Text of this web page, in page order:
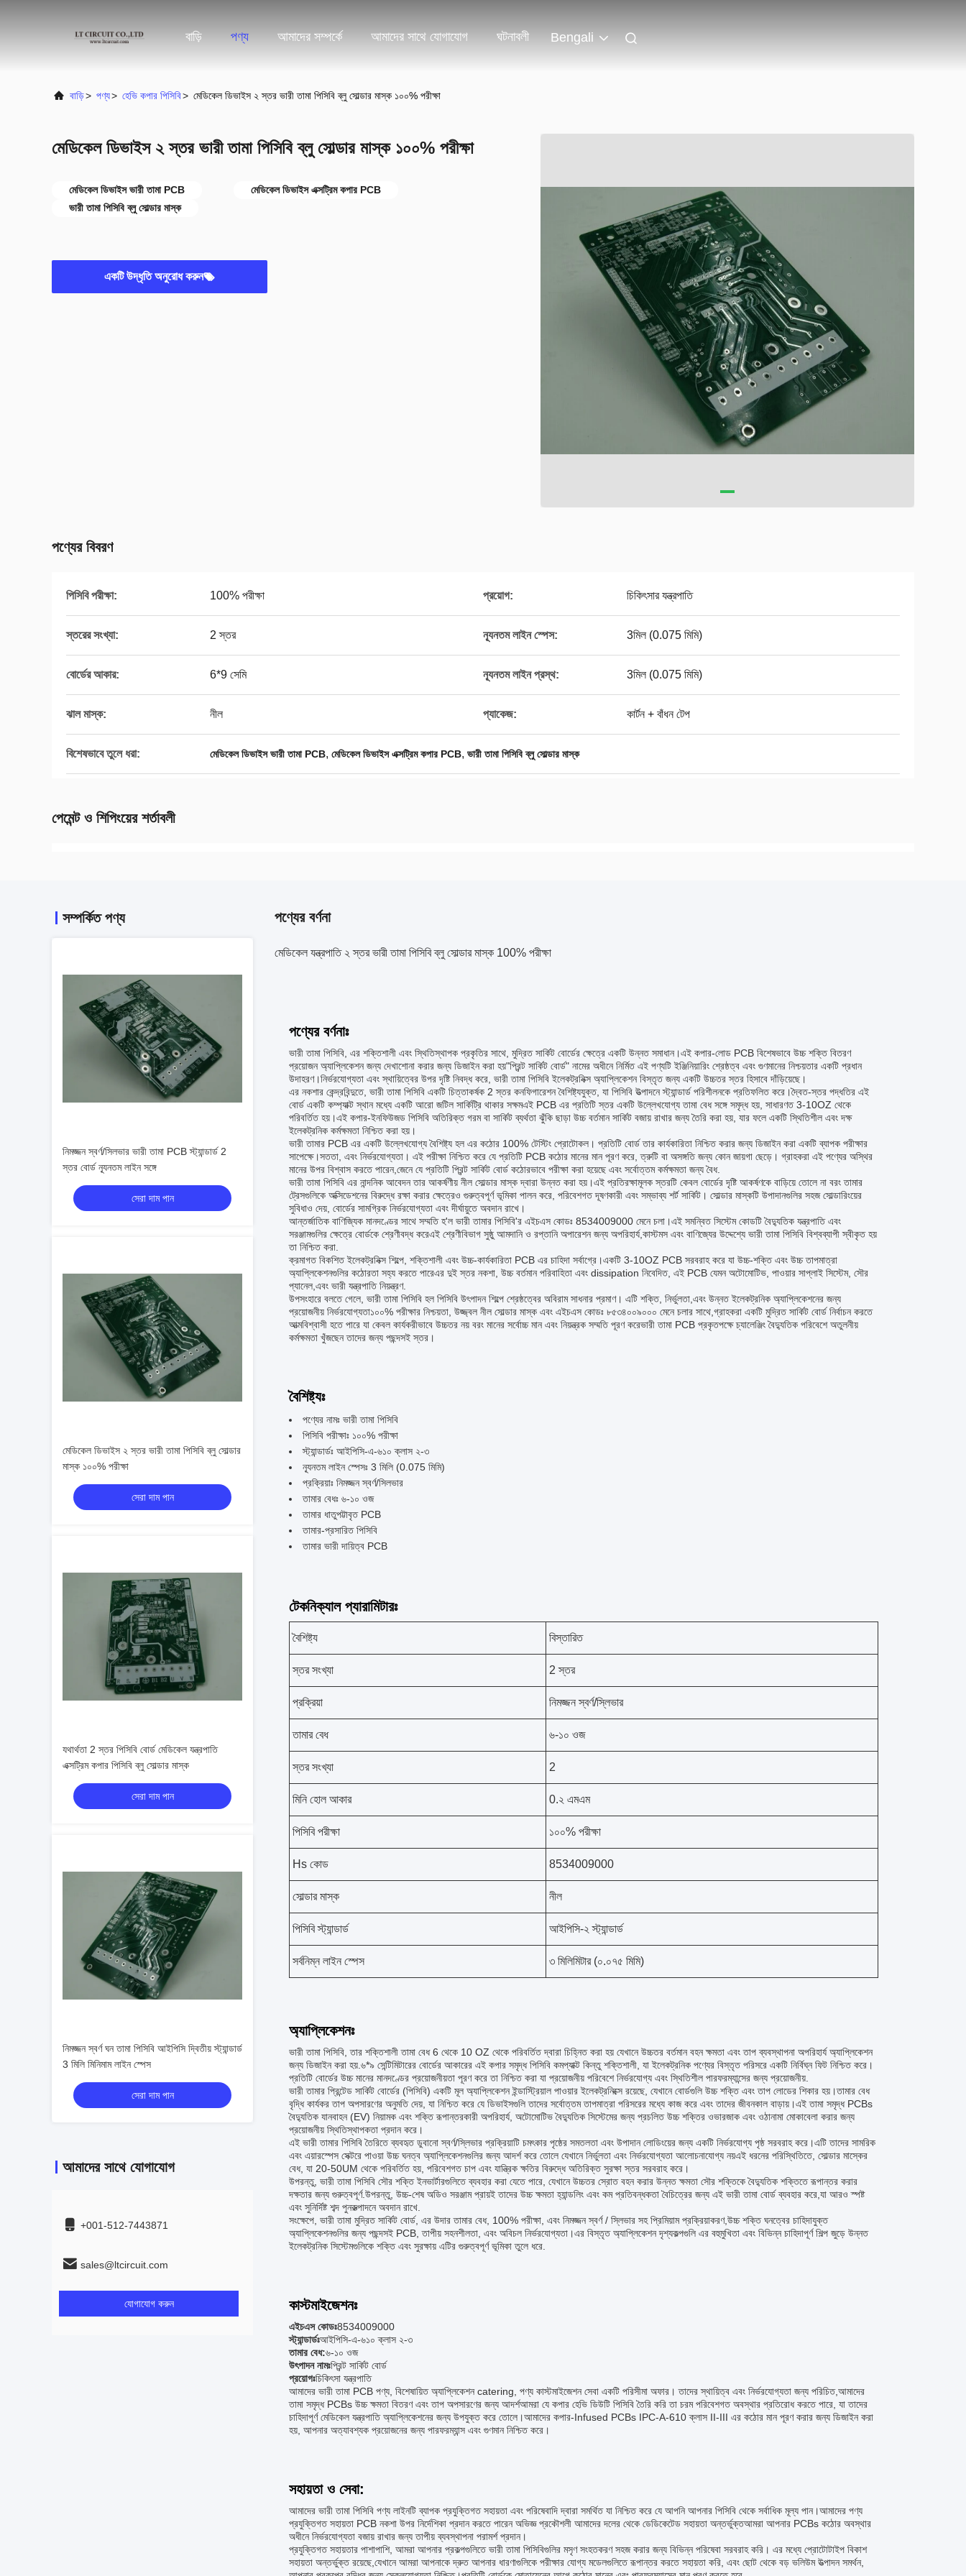
বাড়ি পণ্য আমাদের সম্পর্কে আমাদের সাথে যোগাযোগ ঘটনাবলী Bengali
বাড়ি> পণ্য> হেভি কপার পিসিবি> মেডিকেল ডিভাইস ২ স্তর ভারী তামা পিসিবি ব্লু সোল্ডার মাস্ক ১০০% পরীক্ষা
মেডিকেল ডিভাইস ২ স্তর ভারী তামা পিসিবি ব্লু সোল্ডার মাস্ক ১০০% পরীক্ষা
মেডিকেল ডিভাইস ভারী তামা PCB
মেডিকেল ডিভাইস এক্সট্রিম কপার PCB
ভারী তামা পিসিবি ব্লু সোল্ডার মাস্ক
একটি উদ্ধৃতি অনুরোধ করুন
পণ্যের বিবরণ
পিসিবি পরীক্ষা: 100% পরীক্ষা প্রয়োগ: চিকিৎসার যন্ত্রপাতি
স্তরের সংখ্যা: 2 স্তর ন্যূনতম লাইন স্পেস: 3মিল (0.075 মিমি)
বোর্ডের আকার: 6*9 সেমি ন্যূনতম লাইন প্রস্থ: 3মিল (0.075 মিমি)
ঝাল মাস্ক: নীল প্যাকেজ: কার্টন + বাঁধন টেপ
বিশেষভাবে তুলে ধরা: মেডিকেল ডিভাইস ভারী তামা PCB, মেডিকেল ডিভাইস এক্সট্রিম কপার PCB, ভারী তামা পিসিবি ব্লু সোল্ডার মাস্ক
পেমেন্ট ও শিপিংয়ের শর্তাবলী
সম্পর্কিত পণ্য
নিমজ্জন স্বর্ণ/সিলভার ভারী তামা PCB স্ট্যান্ডার্ড 2
স্তর বোর্ড ন্যূনতম লাইন সঙ্গে
সেরা দাম পান
মেডিকেল ডিভাইস ২ স্তর ভারী তামা পিসিবি ব্লু সোল্ডার
মাস্ক ১০০% পরীক্ষা
সেরা দাম পান
যথার্থতা 2 স্তর পিসিবি বোর্ড মেডিকেল যন্ত্রপাতি
এক্সট্রিম কপার পিসিবি ব্লু সোল্ডার মাস্ক
সেরা দাম পান
নিমজ্জন স্বর্ণ ঘন তামা পিসিবি আইপিসি দ্বিতীয় স্ট্যান্ডার্ড
3 মিলি মিনিমাম লাইন স্পেস
সেরা দাম পান
আমাদের সাথে যোগাযোগ
+001-512-7443871
sales@ltcircuit.com
যোগাযোগ করুন
পণ্যের বর্ণনা
মেডিকেল যন্ত্রপাতি ২ স্তর ভারী তামা পিসিবি ব্লু সোল্ডার মাস্ক 100% পরীক্ষা
পণ্যের বর্ণনাঃ
ভারী তামা পিসিবি, এর শক্তিশালী এবং স্থিতিস্থাপক প্রকৃতির সাথে, মুদ্রিত সার্কিট বোর্ডের ক্ষেত্রে একটি উন্নত সমাধান।এই কপার-লোড PCB বিশেষভাবে উচ্চ শক্তি বিতরণ
প্রয়োজন অ্যাপ্লিকেশন জন্য দেখাশোনা করার জন্য ডিজাইন করা হয়"প্রিন্ট সার্কিট বোর্ড" নামের অধীনে নির্মিত এই পণ্যটি ইঞ্জিনিয়ারিং শ্রেষ্ঠত্ব এবং গুণমানের নিশ্চয়তার একটি প্রধান
উদাহরণ।নির্ভরযোগ্যতা এবং স্থায়িত্বের উপর দৃষ্টি নিবদ্ধ করে, ভারী তামা পিসিবি ইলেকট্রনিক্স অ্যাপ্লিকেশন বিস্তৃত জন্য একটি উচ্চতর স্তর হিসাবে দাঁড়িয়েছে।
এর নকশার কেন্দ্রবিন্দুতে, ভারী তামা পিসিবি একটি চিত্তাকর্ষক 2 স্তর কনফিগারেশন বৈশিষ্ট্যযুক্ত, যা পিসিবি উত্পাদনে স্ট্যান্ডার্ড পরিশীলনকে প্রতিফলিত করে।দ্বৈত-স্তর পদ্ধতির এই
বোর্ড একটি কম্প্যাক্ট স্থান মধ্যে একটি আরো জটিল সার্কিট্রি থাকার সক্ষমএই PCB এর প্রতিটি স্তর একটি উল্লেখযোগ্য তামা বেধ সঙ্গে সমৃদ্ধ হয়, সাধারণত 3-10OZ থেকে
পরিবর্তিত হয়।এই কপার-ইনফিউজড পিসিবি অতিরিক্ত গরম বা সার্কিট ব্যর্থতা ঝুঁকি ছাড়া উচ্চ বর্তমান সার্কিট বজায় রাখার জন্য তৈরি করা হয়, যার ফলে একটি স্থিতিশীল এবং দক্ষ
ইলেকট্রনিক কর্মক্ষমতা নিশ্চিত করা হয়।
ভারী তামার PCB এর একটি উল্লেখযোগ্য বৈশিষ্ট্য হল এর কঠোর 100% টেস্টিং প্রোটোকল। প্রতিটি বোর্ড তার কার্যকারিতা নিশ্চিত করার জন্য ডিজাইন করা একটি ব্যাপক পরীক্ষার
সাপেক্ষে।সততা, এবং নির্ভরযোগ্যতা। এই পরীক্ষা নিশ্চিত করে যে প্রতিটি PCB কঠোর মানের মান পূরণ করে, ত্রুটি বা অসঙ্গতি জন্য কোন জায়গা ছেড়ে। গ্রাহকরা এই পণ্যের অস্থির
মানের উপর বিশ্বাস করতে পারেন,জেনে যে প্রতিটি প্রিন্ট সার্কিট বোর্ড কঠোরভাবে পরীক্ষা করা হয়েছে এবং সর্বোত্তম কর্মক্ষমতা জন্য বৈধ.
ভারী তামা পিসিবি এর নান্দনিক আবেদন তার আকর্ষণীয় নীল সোল্ডার মাস্ক দ্বারা উন্নত করা হয়।এই প্রতিরক্ষামূলক স্তরটি কেবল বোর্ডের দৃষ্টি আকর্ষণকে বাড়িয়ে তোলে না বরং তামার
ট্রেসগুলিকে অক্সিডেশনের বিরুদ্ধে রক্ষা করার ক্ষেত্রেও গুরুত্বপূর্ণ ভূমিকা পালন করে, পরিবেশগত দূষণকারী এবং সম্ভাব্য শর্ট সার্কিট। সোল্ডার মাস্কটি উপাদানগুলির সহজ সোল্ডারিংয়ের
সুবিধাও দেয়, বোর্ডের সামগ্রিক নির্ভরযোগ্যতা এবং দীর্ঘায়ুতে অবদান রাখে।
আন্তর্জাতিক বাণিজ্যিক মানদণ্ডের সাথে সম্মতি হ'ল ভারী তামার পিসিবি'র এইচএস কোডঃ 8534009000 মেনে চলা।এই সমন্বিত সিস্টেম কোডটি বৈদ্যুতিক যন্ত্রপাতি এবং
সরঞ্জামগুলির ক্ষেত্রে বোর্ডকে শ্রেণীবদ্ধ করেএই শ্রেণীবিভাগ সুষ্ঠু আমদানি ও রপ্তানি অপারেশন জন্য অপরিহার্য,কাস্টমস এবং বাণিজ্যের উদ্দেশ্যে ভারী তামা পিসিবি বিশ্বব্যাপী স্বীকৃত হয়
তা নিশ্চিত করা.
ক্রমাগত বিকশিত ইলেকট্রনিক্স শিল্পে, শক্তিশালী এবং উচ্চ-কার্যকারিতা PCB এর চাহিদা সর্বাগ্রে।একটি 3-10OZ PCB সরবরাহ করে যা উচ্চ-শক্তি এবং উচ্চ তাপমাত্রা
অ্যাপ্লিকেশনগুলির কঠোরতা সহ্য করতে পারেএর দুই স্তর নকশা, উচ্চ বর্তমান পরিবাহিতা এবং dissipation নিবেদিত, এই PCB যেমন অটোমোটিভ, পাওয়ার সাপ্লাই সিস্টেম, সৌর
প্যানেল,এবং ভারী যন্ত্রপাতি নিয়ন্ত্রণ.
উপসংহারে বলতে গেলে, ভারী তামা পিসিবি হল পিসিবি উৎপাদন শিল্পে শ্রেষ্ঠত্বের অবিরাম সাধনার প্রমাণ। এটি শক্তি, নির্ভুলতা,এবং উন্নত ইলেকট্রনিক অ্যাপ্লিকেশনের জন্য
প্রয়োজনীয় নির্ভরযোগ্যতা১০০% পরীক্ষার নিশ্চয়তা, উজ্জ্বল নীল সোল্ডার মাস্ক এবং এইচএস কোডঃ ৮৫৩৪০০৯০০০ মেনে চলার সাথে,গ্রাহকরা একটি মুদ্রিত সার্কিট বোর্ড নির্বাচন করতে
আত্মবিশ্বাসী হতে পারে যা কেবল কার্যকরীভাবে উচ্চতর নয় বরং মানের সর্বোচ্চ মান এবং নিয়ন্ত্রক সম্মতি পূরণ করেভারী তামা PCB প্রকৃতপক্ষে চ্যালেঞ্জিং বৈদ্যুতিক পরিবেশে অতুলনীয়
কর্মক্ষমতা খুঁজছেন তাদের জন্য পছন্দসই স্তর।
বৈশিষ্ট্যঃ
পণ্যের নামঃ ভারী তামা পিসিবি
পিসিবি পরীক্ষাঃ ১০০% পরীক্ষা
স্ট্যান্ডার্ডঃ আইপিসি-এ-৬১০ ক্লাস ২-৩
ন্যূনতম লাইন স্পেসঃ 3 মিলি (0.075 মিমি)
প্রক্রিয়াঃ নিমজ্জন স্বর্ণ/সিলভার
তামার বেধঃ ৬-১০ ওজ
তামার ধাতুপট্টাবৃত PCB
তামার-প্রসারিত পিসিবি
তামার ভারী দায়িত্ব PCB
টেকনিক্যাল প্যারামিটারঃ
বৈশিষ্ট্য বিস্তারিত
স্তর সংখ্যা 2 স্তর
প্রক্রিয়া নিমজ্জন স্বর্ণ/স্লিভার
তামার বেধ ৬-১০ ওজ
স্তর সংখ্যা 2
মিনি হোল আকার 0.২ এমএম
পিসিবি পরীক্ষা ১০০% পরীক্ষা
Hs কোড 8534009000
সোল্ডার মাস্ক নীল
পিসিবি স্ট্যান্ডার্ড আইপিসি-২ স্ট্যান্ডার্ড
সর্বনিম্ন লাইন স্পেস ৩ মিলিমিটার (০.০৭৫ মিমি)
অ্যাপ্লিকেশনঃ
ভারী তামা পিসিবি, তার শক্তিশালী তামা বেধ 6 থেকে 10 OZ থেকে পরিবর্তিত দ্বারা চিহ্নিত করা হয় যেখানে উচ্চতর বর্তমান বহন ক্ষমতা এবং তাপ ব্যবস্থাপনা অপরিহার্য অ্যাপ্লিকেশন
জন্য ডিজাইন করা হয়.৬*৯ সেন্টিমিটারের বোর্ডের আকারের এই কপার সমৃদ্ধ পিসিবি কমপ্যাক্ট কিন্তু শক্তিশালী, যা ইলেকট্রনিক পণ্যের বিস্তৃত পরিসরে একটি নির্বিঘ্ন ফিট নিশ্চিত করে।
প্রতিটি বোর্ডের উচ্চ মানের মানদণ্ডের প্রয়োজনীয়তা পূরণ করে তা নিশ্চিত করা যা প্রয়োজনীয় পরিবেশে নির্ভরযোগ্য এবং স্থিতিশীল পারফরম্যান্সের জন্য প্রয়োজনীয়.
ভারী তামার প্রিন্টেড সার্কিট বোর্ডের (পিসিবি) একটি মূল অ্যাপ্লিকেশন ইন্ডাস্ট্রিয়াল পাওয়ার ইলেকট্রনিক্সে রয়েছে, যেখানে বোর্ডগুলি উচ্চ শক্তি এবং তাপ লোডের শিকার হয়।তামার বেধ
বৃদ্ধি কার্যকর তাপ অপসারণের অনুমতি দেয়, যা নিশ্চিত করে যে ডিভাইসগুলি তাদের সর্বোত্তম তাপমাত্রা পরিসরের মধ্যে কাজ করে এবং তাদের জীবনকাল বাড়ায়।এই তামা সমৃদ্ধ PCBs
বৈদ্যুতিক যানবাহন (EV) নিয়ামক এবং শক্তি রূপান্তরকারী অপরিহার্য, অটোমোটিভ বৈদ্যুতিক সিস্টেমের জন্য প্রচলিত উচ্চ শক্তির ওভারজাক এবং ওঠানামা মোকাবেলা করার জন্য
প্রয়োজনীয় স্থিতিস্থাপকতা প্রদান করে।
এই ভারী তামার পিসিবি তৈরিতে ব্যবহৃত ডুবানো স্বর্ণ/স্লিভার প্রক্রিয়াটি চমৎকার পৃষ্ঠের সমতলতা এবং উপাদান লোডিংয়ের জন্য একটি নির্ভরযোগ্য পৃষ্ঠ সরবরাহ করে।এটি তাদের সামরিক
এবং এয়ারস্পেস সেক্টরে পাওয়া উচ্চ ঘনত্ব অ্যাপ্লিকেশনগুলির জন্য আদর্শ করে তোলে যেখানে নির্ভুলতা এবং নির্ভরযোগ্যতা আলোচনাযোগ্য নয়এই ধরনের পরিস্থিতিতে, সোল্ডার মাস্কের
বেধ, যা 20-50UM থেকে পরিবর্তিত হয়, পরিবেশগত চাপ এবং যান্ত্রিক ক্ষতির বিরুদ্ধে অতিরিক্ত সুরক্ষা স্তর সরবরাহ করে।
উপরন্তু, ভারী তামা পিসিবি সৌর শক্তি ইনভার্টারগুলিতে ব্যবহার করা যেতে পারে, যেখানে উচ্চতর স্রোত বহন করার উন্নত ক্ষমতা সৌর শক্তিকে বৈদ্যুতিক শক্তিতে রূপান্তর করার
দক্ষতার জন্য গুরুত্বপূর্ণ.উপরন্তু, উচ্চ-শেষ অডিও সরঞ্জাম প্রায়ই তাদের উচ্চ ক্ষমতা হ্যান্ডলিং এবং কম প্রতিবন্ধকতা বৈচিত্রের জন্য এই ভারী তামা বোর্ড ব্যবহার করে,যা আরও স্পষ্ট
এবং সুনির্দিষ্ট শব্দ পুনরুত্পাদনে অবদান রাখে.
সংক্ষেপে, ভারী তামা মুদ্রিত সার্কিট বোর্ড, এর উদার তামার বেধ, 100% পরীক্ষা, এবং নিমজ্জন স্বর্ণ / স্লিভার সহ প্রিমিয়াম প্রক্রিয়াকরণ,উচ্চ শক্তি ঘনত্বের চাহিদাযুক্ত
অ্যাপ্লিকেশনগুলির জন্য পছন্দসই PCB, তাপীয় সহনশীলতা, এবং অবিচল নির্ভরযোগ্যতা।এর বিস্তৃত অ্যাপ্লিকেশন দৃশ্যকল্পগুলি এর বহুমুখিতা এবং বিভিন্ন চাহিদাপূর্ণ শিল্প জুড়ে উন্নত
ইলেকট্রনিক সিস্টেমগুলিকে শক্তি এবং সুরক্ষায় এটির গুরুত্বপূর্ণ ভূমিকা তুলে ধরে.
কাস্টমাইজেশনঃ
এইচএস কোডঃ8534009000
স্ট্যান্ডার্ডঃআইপিসি-এ-৬১০ ক্লাস ২-৩
তামার বেধ:৬-১০ ওজ
উৎপাদন নামঃপ্রিন্ট সার্কিট বোর্ড
প্রয়োগঃচিকিৎসা যন্ত্রপাতি
আমাদের ভারী তামা PCB পণ্য, বিশেষায়িত অ্যাপ্লিকেশন catering, পণ্য কাস্টমাইজেশন সেবা একটি পরিসীমা অফার। তাদের স্থায়িত্ব এবং নির্ভরযোগ্যতা জন্য পরিচিত,আমাদের
তামা সমৃদ্ধ PCBs উচ্চ ক্ষমতা বিতরণ এবং তাপ অপসারণের জন্য আদর্শআমরা যে কপার হেভি ডিউটি পিসিবি তৈরি করি তা চরম পরিবেশগত অবস্থার প্রতিরোধ করতে পারে, যা তাদের
চাহিদাপূর্ণ মেডিকেল যন্ত্রপাতি অ্যাপ্লিকেশনের জন্য উপযুক্ত করে তোলে।আমাদের কপার-Infused PCBs IPC-A-610 ক্লাস II-III এর কঠোর মান পূরণ করার জন্য ডিজাইন করা
হয়, আপনার অত্যাবশ্যক প্রয়োজনের জন্য পারফরম্যান্স এবং গুণমান নিশ্চিত করে।
সহায়তা ও সেবা:
আমাদের ভারী তামা পিসিবি পণ্য লাইনটি ব্যাপক প্রযুক্তিগত সহায়তা এবং পরিষেবাদি দ্বারা সমর্থিত যা নিশ্চিত করে যে আপনি আপনার পিসিবি থেকে সর্বাধিক মূল্য পান।আমাদের পণ্য
প্রযুক্তিগত সহায়তা PCB নকশা উপর নির্দেশিকা প্রদান করতে পারেন অভিজ্ঞ প্রকৌশলী আমাদের দলের থেকে ডেডিকেটেড সহায়তা অন্তর্ভুক্তআমরা আপনার PCBs কঠোর অবস্থার
অধীনে নির্ভরযোগ্যতা বজায় রাখার জন্য তাপীয় ব্যবস্থাপনা পরামর্শ প্রদান।
প্রযুক্তিগত সহায়তার পাশাপাশি, আমরা আপনার প্রকল্পগুলিতে ভারী তামা পিসিবিগুলির মসৃণ সংহতকরণ সহজ করার জন্য বিভিন্ন পরিষেবা সরবরাহ করি। এর মধ্যে প্রোটোটাইপ বিকাশ
সহায়তা অন্তর্ভুক্ত রয়েছে,যেখানে আমরা আপনাকে দ্রুত আপনার ধারণাগুলিকে পরীক্ষার যোগ্য মডেলগুলিতে রূপান্তর করতে সহায়তা করি, এবং ছোট থেকে বড় ভলিউম উত্পাদন সমর্থন,